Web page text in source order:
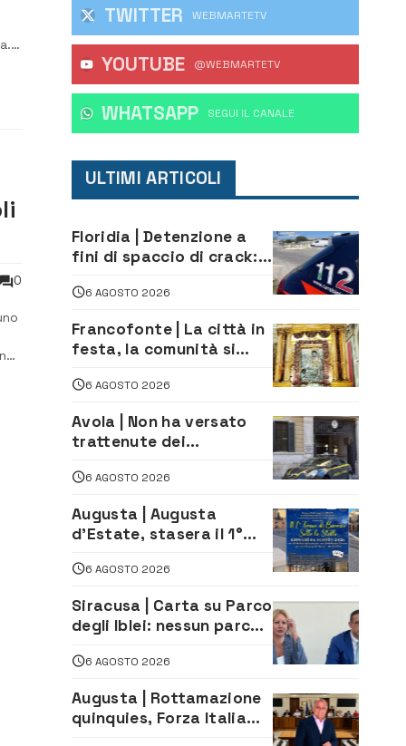
0
TWITTER WEBMARTETV
YOUTUBE @WEBMARTETV
WHATSAPP ‎SEGUI IL CANALE
ULTIMI ARTICOLI
Floridia | Detenzione a
fini di spaccio di crack:
6 AGOSTO 2026
Francofonte | La città in
festa, la comunità si
della Neve tra fede e
tradizione
6 AGOSTO 2026
Avola | Non ha versato
trattenute dei
oltre 700 mila euro a
imprenditore della
climatizzazione
6 AGOSTO 2026
Augusta | Augusta
d’Estate, stasera il 1°
le Stelle: piazza
D’Astorga già sold out
6 AGOSTO 2026
Siracusa | Carta su Parco
degli Iblei: nessun parco
comunità e il territorio
6 AGOSTO 2026
Augusta | Rottamazione
quinquies, Forza Italia